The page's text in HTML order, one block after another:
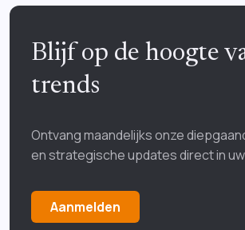
Blijf op de hoogte
trends
Ontvang maandelijks onze
en strategische updates direct in
Aanmelden